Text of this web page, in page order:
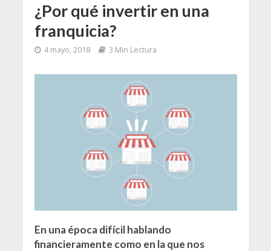
¿Por qué invertir en una
franquicia?
4 mayo, 2018 3 Min Lectura
En una época difícil hablando
financieramente como en la que nos